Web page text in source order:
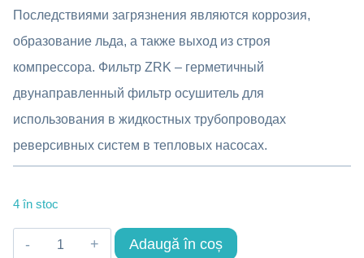
Последствиями загрязнения являются коррозия,
образование льда, а также выход из строя
компрессора. Фильтр ZRK – герметичный
двунаправленный фильтр осушитель для
использования в жидкостных трубопроводах
реверсивных систем в тепловых насосах.
4 în stoc
Cantitate
Adaugă în coș